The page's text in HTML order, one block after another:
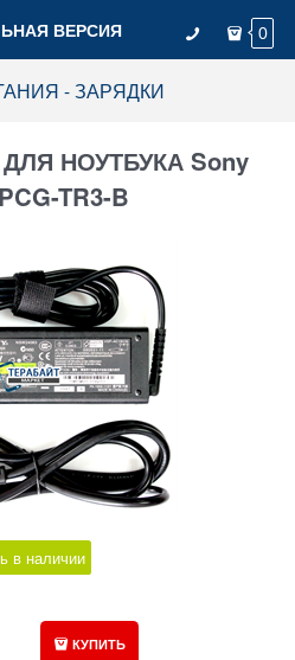
ВЕРСИЯ 0
- ЗАРЯДКИ
НОУТБУКА Sony
TR3-B
в наличии
КУПИТЬ